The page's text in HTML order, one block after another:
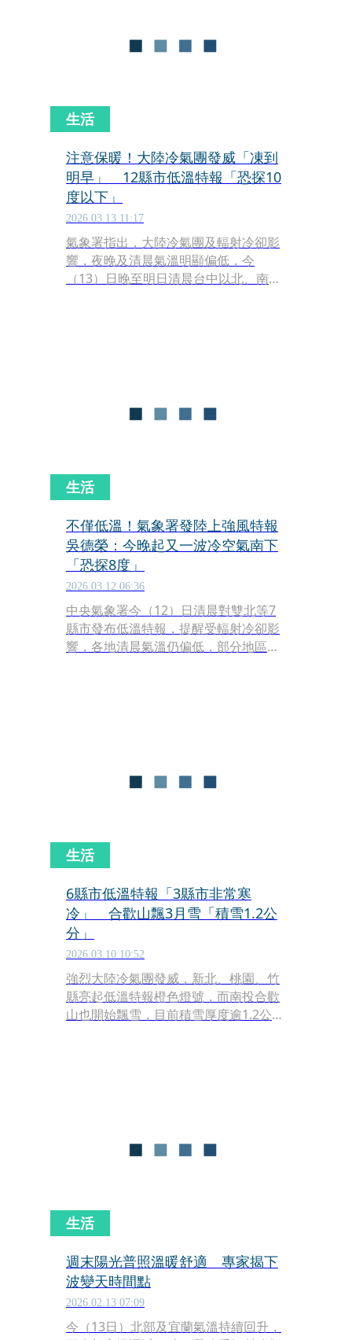
右，整體為早晚偏冷、白天舒適溫暖，
日夜溫差明顯。
生活
注意保暖！大陸冷氣團發威「凍到
明早」 12縣市低溫特報「恐探10
度以下」
2026.03.13 11:17
氣象署指出，大陸冷氣團及輻射冷卻影
響，夜晚及清晨氣溫明顯偏低，今
（13）日晚至明日清晨台中以北、南
生活
不僅低溫！氣象署發陸上強風特報
吳德榮：今晚起又一波冷空氣南下
「恐探8度」
2026.03.12 06:36
中央氣象署今（12）日清晨對雙北等7
縣市發布低溫特報，提醒受輻射冷卻影
響，各地清晨氣溫仍偏低，部分地區有
生活
6縣市低溫特報「3縣市非常寒
冷」 合歡山飄3月雪「積雪1.2公
分」
2026.03.10 10:52
強烈大陸冷氣團發威，新北、桃園、竹
縣亮起低溫特報橙色燈號，而南投合歡
山也開始飄雪，目前積雪厚度逾1.2公
生活
週末陽光普照溫暖舒適 專家揭下
波變天時間點
2026.02.13 07:09
今（13日）北部及宜蘭氣溫持續回升，